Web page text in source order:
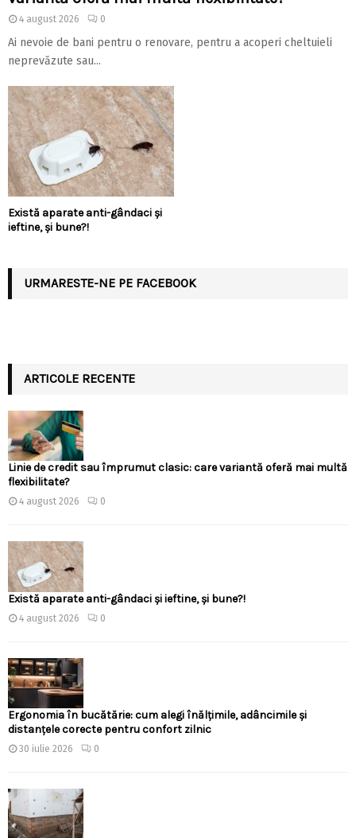
4 august 2026 0
Ai nevoie de bani pentru o renovare, pentru a acoperi cheltuieli
neprevăzute sau...
Există aparate anti-gândaci și
ieftine, și bune?!
URMARESTE-NE PE FACEBOOK
ARTICOLE RECENTE
Linie de credit sau împrumut clasic: care variantă oferă mai multă
flexibilitate?
4 august 2026 0
Există aparate anti-gândaci și ieftine, și bune?!
4 august 2026 0
Ergonomia în bucătărie: cum alegi înălțimile, adâncimile și
distanțele corecte pentru confort zilnic
30 iulie 2026 0